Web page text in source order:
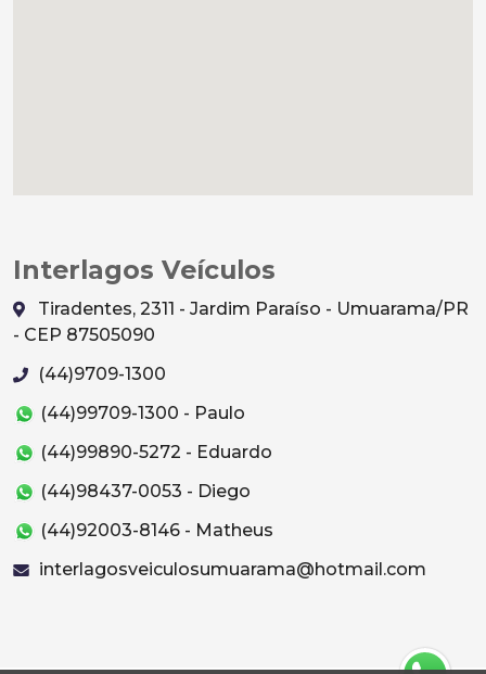
Interlagos Veículos
Tiradentes, 2311 - Jardim Paraíso - Umuarama/PR
- CEP 87505090
(44)9709-1300
(44)99709-1300 - Paulo
(44)99890-5272 - Eduardo
(44)98437-0053 - Diego
(44)92003-8146 - Matheus
interlagosveiculosumuarama@hotmail.com